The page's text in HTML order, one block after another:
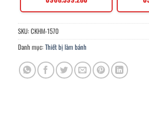
SKU: CKHM-1570
Danh mục: Thiết bị làm bánh